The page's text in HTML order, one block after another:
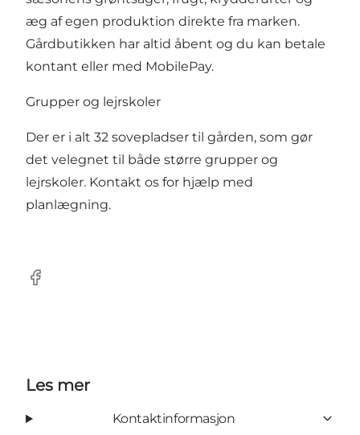
æg af egen produktion direkte fra marken.
Gårdbutikken har altid åbent og du kan betale
kontant eller med MobilePay.
Grupper og lejrskoler
Der er i alt 32 sovepladser til gården, som gør
det velegnet til både større grupper og
lejrskoler. Kontakt os for hjælp med
planlægning.
Facebook
Les mer
Kontaktinformasjon